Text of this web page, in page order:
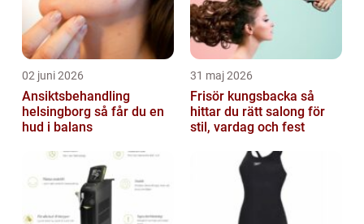
02 juni 2026
Ansiktsbehandling
helsingborg så får du en
hud i balans
31 maj 2026
Frisör kungsbacka så
hittar du rätt salong för
stil, vardag och fest